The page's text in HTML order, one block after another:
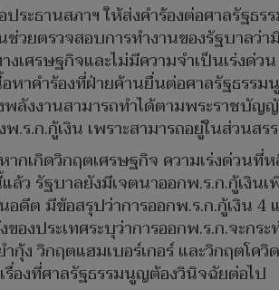
ะธานสภาฯ ให้ส่งคำร้องต่อศาลรัฐธ
ยตรวจสอบการทำงานของรัฐบาลว่า
เศรษฐกิจและไม่มีความจำเป็นเร่งด่ว
หาคำร้องที่ฝ่ายค้านยื่นต่อศาลรัฐธรร
ลังงานสามารถทำได้ตามพระราชบั
.ร.ก.กู้เงิน เพราะสามารถอยู่ในส่วนส
เกิดวิกฤตเศรษฐกิจ ความเร่งด่วนที่ห
รัฐบาลยังมีเจตนาออกพ.ร.ก.กู้เงิน
ดีต มีข้อสรุปว่าการออกพ.ร.ก.กู้เงิน
งประเทศระบุว่าการออกพ.ร.ก.จะกร
กุ้ง วิกฤตแฮมเบอร์เกอร์ และวิกฤตโค
องที่ศาลรัฐธรรมนูญต้องวินิจฉัยต่อไป